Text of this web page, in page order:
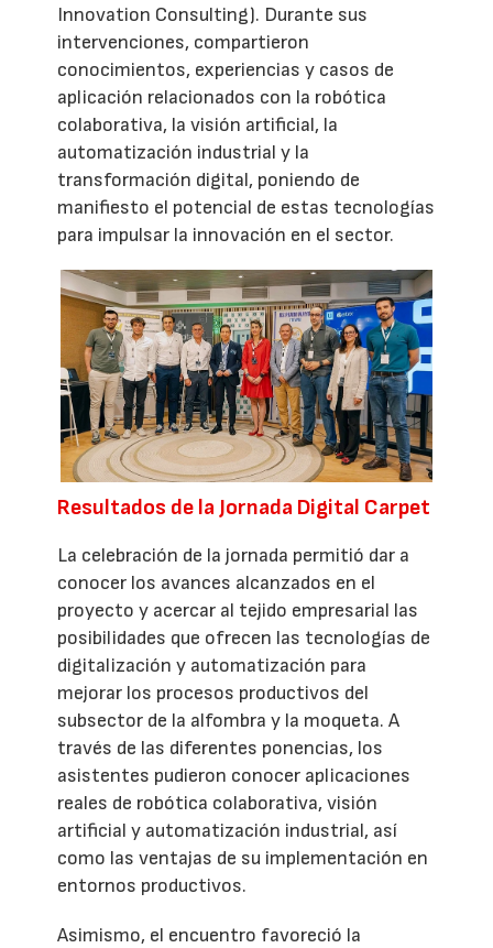
Innovation Consulting). Durante sus
intervenciones, compartieron
conocimientos, experiencias y casos de
aplicación relacionados con la robótica
colaborativa, la visión artificial, la
automatización industrial y la
transformación digital, poniendo de
manifiesto el potencial de estas tecnologías
para impulsar la innovación en el sector.
Resultados de la Jornada Digital Carpet
La celebración de la jornada permitió dar a
conocer los avances alcanzados en el
proyecto y acercar al tejido empresarial las
posibilidades que ofrecen las tecnologías de
digitalización y automatización para
mejorar los procesos productivos del
subsector de la alfombra y la moqueta. A
través de las diferentes ponencias, los
asistentes pudieron conocer aplicaciones
reales de robótica colaborativa, visión
artificial y automatización industrial, así
como las ventajas de su implementación en
entornos productivos.
Asimismo, el encuentro favoreció la